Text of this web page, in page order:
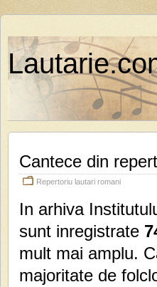
Cantece din
Repertoriu lautari romani
In arhiva
sunt inregistrate
mult mai amplu.
majoritate de